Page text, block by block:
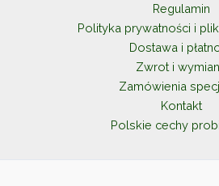
Regulamin
Polityka prywatności i
Dostawa i
Zwrot i
Zamówienia
Kontakt
Polskie cechy